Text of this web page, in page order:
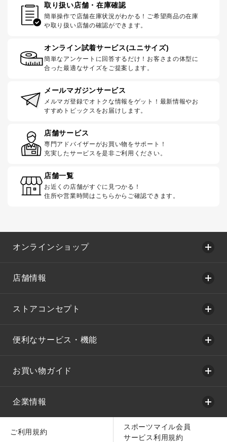
取り扱い店舗・在庫確認
簡単操作で店舗在庫状況がわかる！ご希望商品の在庫
や取り扱い店舗の確認ができます。
オンライン試着サービス(ユニサイズ)
簡単なアンケートに回答するだけ！お客さまの体型に
合った最適なサイズをご提案します。
メールマガジンサービス
メルマガ登録でオトクな情報をゲット！最新情報やお
すすめトピックスをお届けします。
店舗サービス
専門アドバイザーがお買い物をサポート！
充実したサービスを是非ご利用ください。
店舗一覧
お近くの店舗がすぐに見つかる！
住所や営業時間はこちらからご確認できます。
オンラインショップ
店舗情報
ストアコンセプト
便利なサービス・機能
お買い物ガイド
企業情報
ご利用規約
スポーツマイル会員
サービス利用規約